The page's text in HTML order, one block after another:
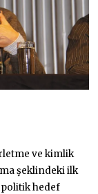
ve kimlik
şeklindeki ilk
hedef